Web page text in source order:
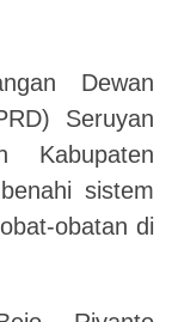
Dewan
Seruyan
Kabupaten
sistem
obatan di